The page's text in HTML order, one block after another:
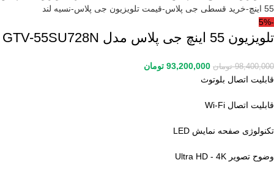
-5%
تلویزیون 55 اینچ جی پلاس مدل GTV-55SU728N
98,400,000 تومان 93,200,000 تومان
قابلیت اتصال بلوتوث
قابلیت اتصال Wi-Fi
تکنولوژی صفحه نمایش LED
وضوح تصویر Ultra HD - 4K